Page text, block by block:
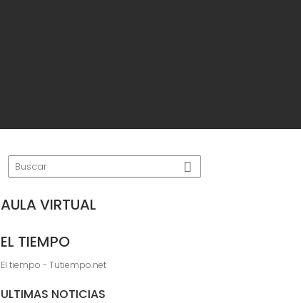
AULA VIRTUAL
EL TIEMPO
El tiempo - Tutiempo.net
ULTIMAS NOTICIAS